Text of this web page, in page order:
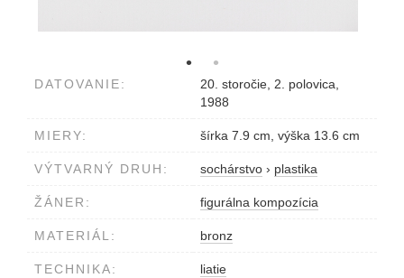
DATOVANIE:
20. storočie, 2. polovica,
1988
MIERY: šírka 7.9 cm, výška 13.6 cm
VÝTVARNÝ DRUH: sochárstvo › plastika
ŽÁNER: figurálna kompozícia
MATERIÁL: bronz
TECHNIKA: liatie